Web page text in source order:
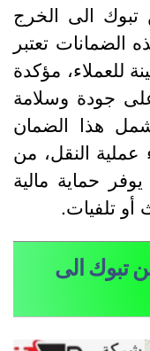
الى الخرج
تعتبر
مؤكدة
جودة وسلامة
هذا الضمان
النقل، من
حماية مالية
تلفيات.
الى